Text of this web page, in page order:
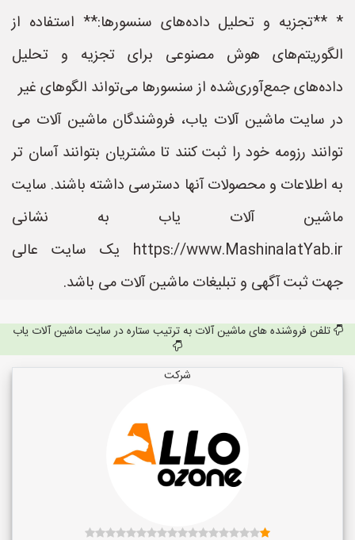
* **تجزیه و تحلیل داده‌های سنسورها:** استفاده از
الگوریتم‌های هوش مصنوعی برای تجزیه و تحلیل
داده‌های جمع‌آوری‌شده از سنسورها می‌تواند الگوهای غیر
در سایت ماشین آلات یاب، فروشندگان ماشین آلات می
توانند رزومه خود را ثبت کنند تا مشتریان بتوانند آسان تر
به اطلاعات و محصولات آنها دسترسی داشته باشند. سایت
ماشین آلات یاب به نشانی
https://www.MashinalatYab.ir یک سایت عالی
جهت ثبت آگهی و تبلیغات ماشین آلات می باشد.
تلفن فروشنده های ماشین آلات به ترتیب ستاره در سایت ماشین آلات یاب
شرکت